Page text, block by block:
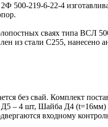
500-219-6-22-4
сваях типа ВСЛ
из стали С255,
без свай. Комплект
– 4 шт, Шайба Д4 (t=16мм)
входному